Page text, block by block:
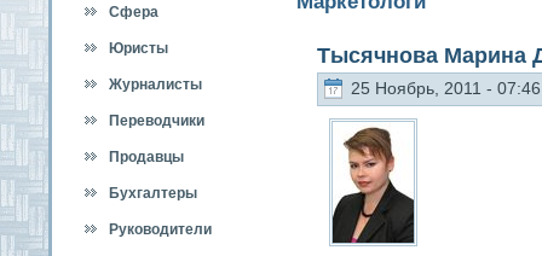
Сфера
обслуживания
Юристы
Журналисты
Переводчики
Продавцы
Бухгалтеры
Руководители
Тысячнова Марина
25 Ноябрь, 2011 - 07:46